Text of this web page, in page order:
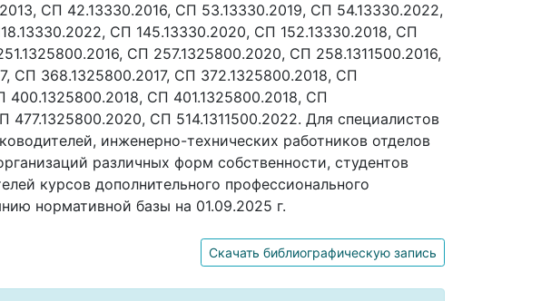
СП 42.13330.2016, СП 53.13330.2019, СП 54.13330.2022,
СП 145.13330.2020, СП 152.13330.2018, СП
СП 257.1325800.2020, СП 258.1311500.2016,
СП 368.1325800.2017, СП 372.1325800.2018, СП
400.1325800.2018, СП 401.1325800.2018, СП
477.1325800.2020, СП 514.1311500.2022. Для специалистов
инженерно-технических работников отделов
различных форм собственности, студентов
курсов дополнительного профессионального
нормативной базы на 01.09.2025 г.
Скачать библиографическую запись